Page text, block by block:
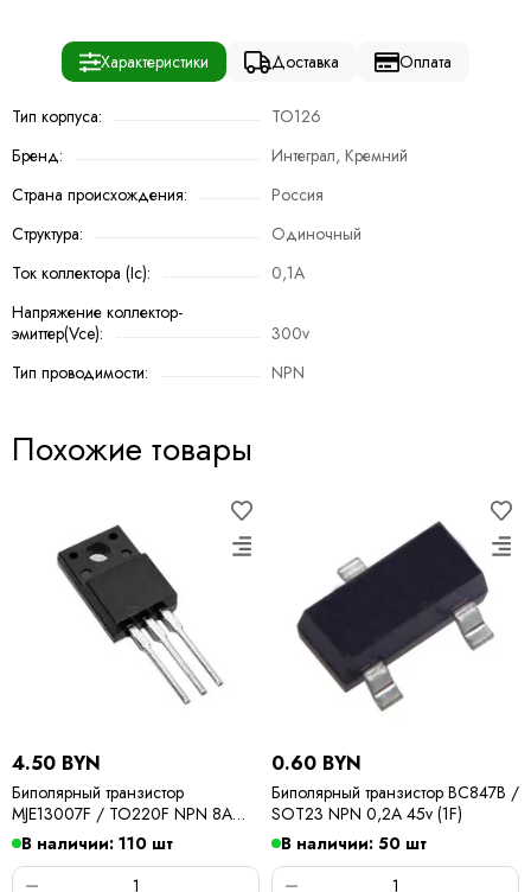
Характеристики Доставка Оплата
Тип корпуса:
TO126
Бренд:
Интеграл, Кремний
Страна происхождения:
Россия
Структура:
Одиночный
Ток коллектора (Ic):
0,1A
Напряжение коллектор-
эмиттер(Vce):
300v
Тип проводимости:
NPN
Похожие товары
4.50 BYN
Биполярный транзистор
MJE13007F / TO220F NPN 8A
400v
В наличии: 110 шт
0.60 BYN
Биполярный транзистор BC847B /
SOT23 NPN 0,2A 45v (1F)
В наличии: 50 шт